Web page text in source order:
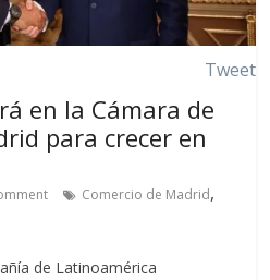
Tweet
en la Cámara de
para crecer en
Comercio de Madrid,
de Latinoamérica